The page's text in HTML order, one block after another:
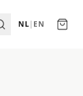
NL| EN